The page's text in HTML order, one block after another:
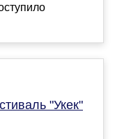
"Укек"